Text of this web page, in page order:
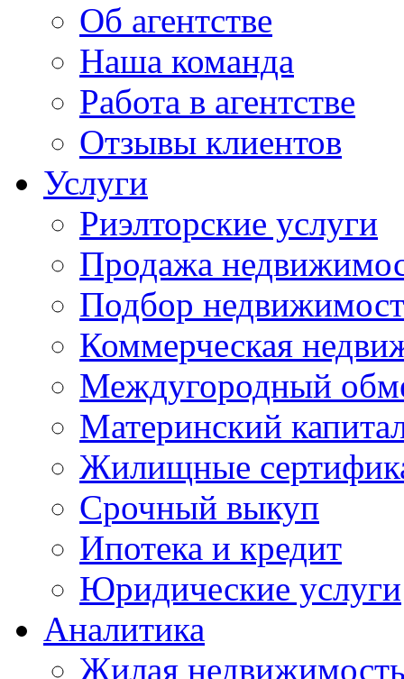
Об агентстве
Наша команда
Работа в агентстве
Отзывы клиентов
Услуги
Риэлторские услуги
Продажа
Подбор
Коммерческая
Междугородный
Материнский
Жилищные
Срочный выкуп
Ипотека и кредит
Юридические услуги
Аналитика
Жилая